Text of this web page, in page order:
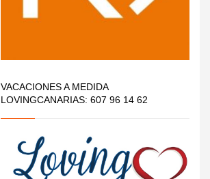
VACACIONES A MEDIDA
LOVINGCANARIAS: 607 96 14 62